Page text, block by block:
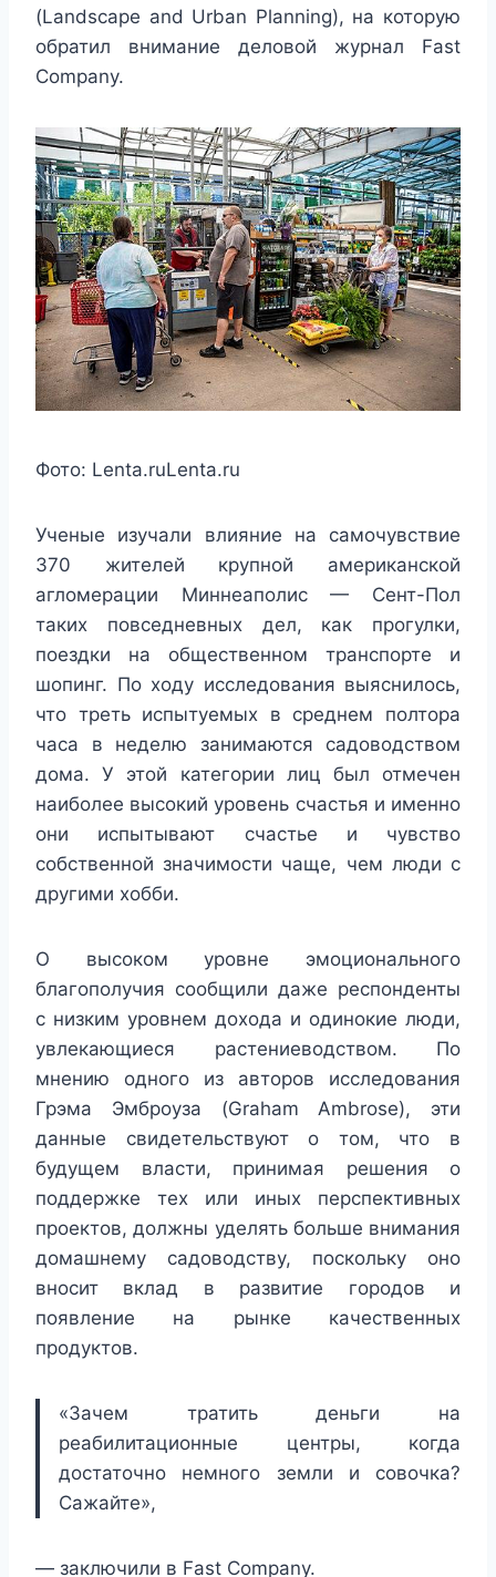
(Landscape and Urban Planning), на которую
обратил внимание деловой журнал Fast
Company.
Фото: Lenta.ruLenta.ru
Ученые изучали влияние на самочувствие
370 жителей крупной американской
агломерации Миннеаполис — Сент-Пол
таких повседневных дел, как прогулки,
поездки на общественном транспорте и
шопинг. По ходу исследования выяснилось,
что треть испытуемых в среднем полтора
часа в неделю занимаются садоводством
дома. У этой категории лиц был отмечен
наиболее высокий уровень счастья и именно
они испытывают счастье и чувство
собственной значимости чаще, чем люди с
другими хобби.
О высоком уровне эмоционального
благополучия сообщили даже респонденты
с низким уровнем дохода и одинокие люди,
увлекающиеся растениеводством. По
мнению одного из авторов исследования
Грэма Эмброуза (Graham Ambrose), эти
данные свидетельствуют о том, что в
будущем власти, принимая решения о
поддержке тех или иных перспективных
проектов, должны уделять больше внимания
домашнему садоводству, поскольку оно
вносит вклад в развитие городов и
появление на рынке качественных
продуктов.
«Зачем тратить деньги на
реабилитационные центры, когда
достаточно немного земли и совочка?
Сажайте»,
— заключили в Fast Company.